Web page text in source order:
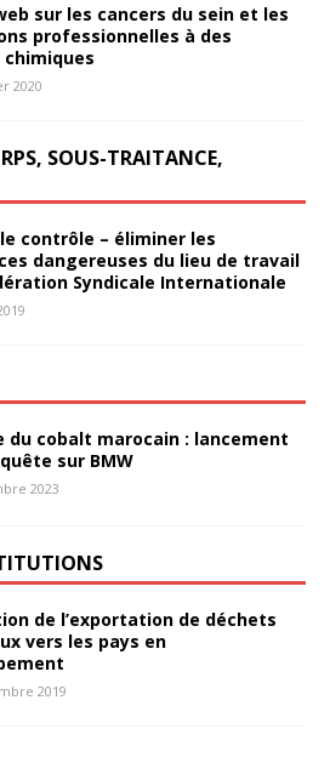
sur les cancers du sein et les
professionnelles à des
2020
SOUS-TRAITANCE,
contrôle – éliminer les
dangereuses du lieu de travail
Syndicale Internationale
du cobalt marocain : lancement
sur BMW
2023
de l’exportation de déchets
vers les pays en
2019